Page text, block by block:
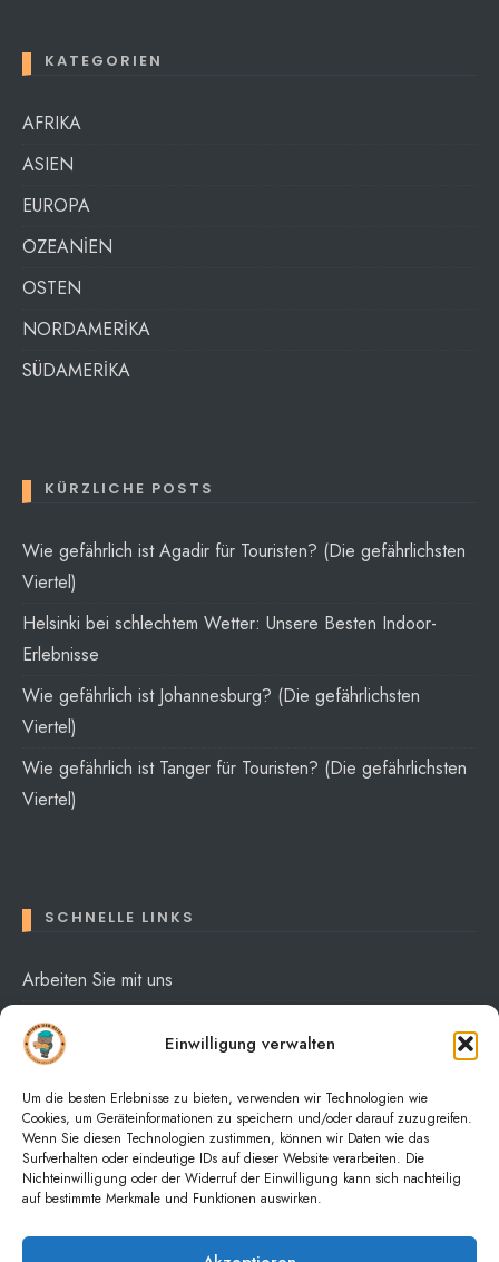
Einwilligung verwalten
Um die besten Erlebnisse zu bieten, verwenden wir Technologien wie
Cookies, um Geräteinformationen zu speichern und/oder darauf zuzugreifen.
Wenn Sie diesen Technologien zustimmen, können wir Daten wie das
Surfverhalten oder eindeutige IDs auf dieser Website verarbeiten. Die
Nichteinwilligung oder der Widerruf der Einwilligung kann sich nachteilig
auf bestimmte Merkmale und Funktionen auswirken.
KATEGORIEN
AFRIKA
ASIEN
EUROPA
OZEANİEN
OSTEN
NORDAMERİKA
SÜDAMERİKA
KÜRZLICHE POSTS
Wie gefährlich ist Agadir für Touristen? (Die gefährlichsten
Viertel)
Helsinki bei schlechtem Wetter: Unsere Besten Indoor-
Erlebnisse
Wie gefährlich ist Johannesburg? (Die gefährlichsten
Viertel)
Wie gefährlich ist Tanger für Touristen? (Die gefährlichsten
Viertel)
SCHNELLE LINKS
Arbeiten Sie mit uns
Über mich
Datenschutzerklärung